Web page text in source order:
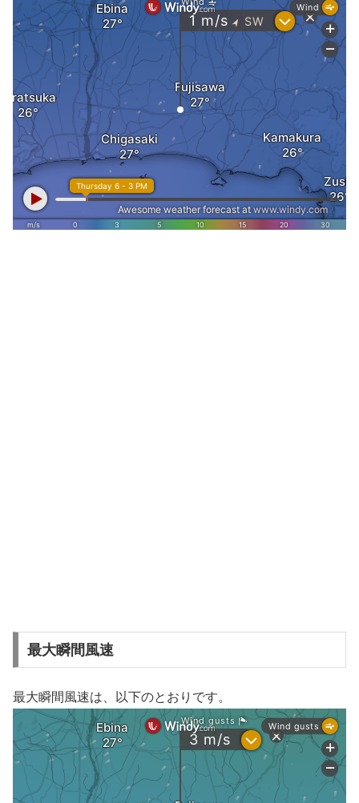
最大瞬間風速
最大瞬間風速は、以下のとおりです。